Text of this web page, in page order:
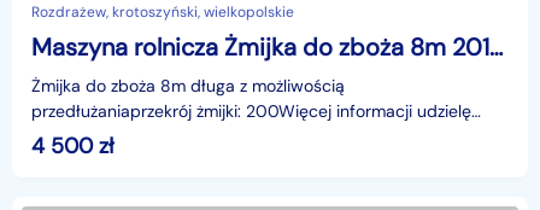
Rozdrażew, krotoszyński, wielkopolskie
Maszyna rolnicza Żmijka do zboża 8m 2015r
Żmijka do zboża 8m długa z możliwością
przedłużaniaprzekrój żmijki: 200Więcej informacji udzielę
telefonicznie: 503-961-423
4 500zł